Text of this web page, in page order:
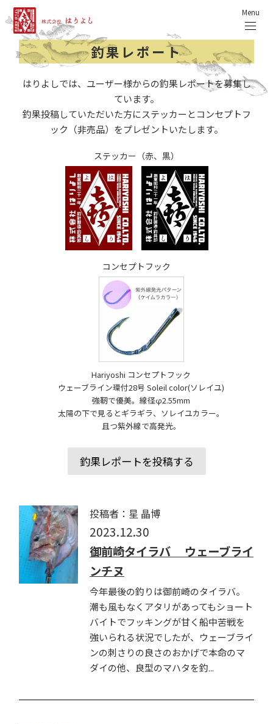
Menu
釣果レポート
はりよしでは、ユーザー様からの釣果レポートを募集し
ています。
釣果投稿していただいた方にステッカーとコンセプトフ
ック（非売品）をプレゼントいたします。
ステッカー（赤、黒）
コンセプトフック
Hariyoshi コンセプトフック
ウェーブライン環付28号 Soleil color(ソレイユ)
強靭で優美。線径φ2.55mm
太陽の下で見るとギラギラ、ソレイユカラー。
且つ紫外線で高発光。
釣果レポートを投稿する
投稿者：星 晶博
2023.12.30
御前崎タイラバ ウェーブライ
ンチヌ
今年最後の釣りは御前崎のタイラバ。
潮も風もなくアタリがあってもショート
バイトでフッキングが甘く船中苦戦を
強いられる状況でしたが、ウェーブライ
ンの刺さりの良さのおかげで本命のマ
ダイの他、良型のマハタを釣...